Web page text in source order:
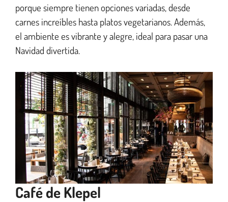
porque siempre tienen opciones variadas, desde
carnes increíbles hasta platos vegetarianos. Además,
el ambiente es vibrante y alegre, ideal para pasar una
Navidad divertida.
Café de Klepel